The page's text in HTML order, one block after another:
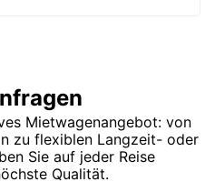
Mietwagenangebot: von
zu flexiblen Langzeit- oder
Sie auf jeder Reise
Qualität.